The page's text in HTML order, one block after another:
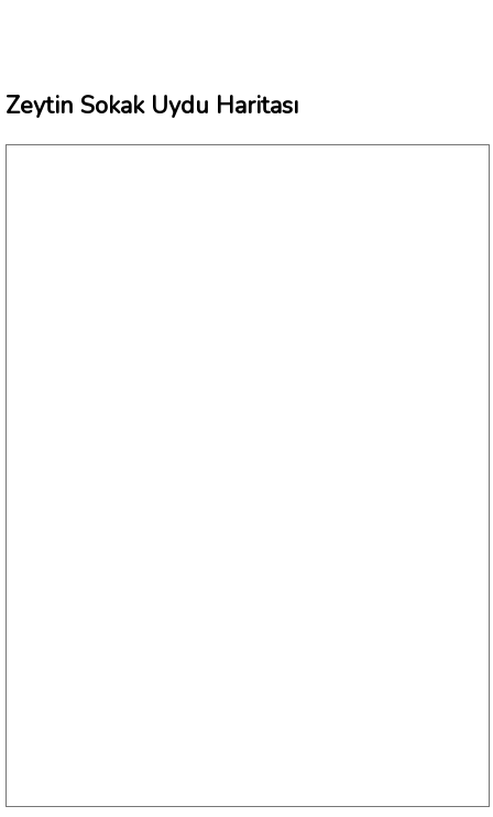
Zeytin Sokak Uydu Haritası